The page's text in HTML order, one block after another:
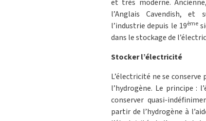
et très moderne.
l’Anglais Cavendish,
l’industrie depuis le 19ème
dans le stockage de
Stocker l’électricité
L’électricité ne se
l’hydrogène. Le principe :
conserver quasi-
partir de l’hydrogène à